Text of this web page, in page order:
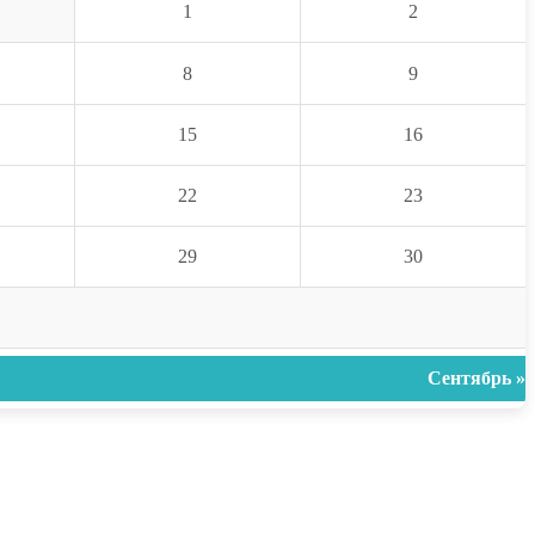
1 2
8 9
15 16
22 23
29 30
Сентябрь »